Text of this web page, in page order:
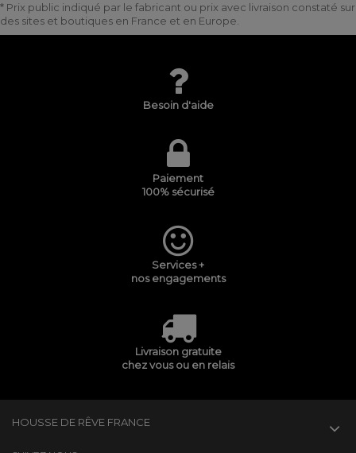
* Prix public indiqué par le fabricant ou prix avec livraison constaté sur
des sites et boutiques en France et en Europe.
Besoin d'aide
Paiement
100% sécurisé
Services +
nos engagements
Livraison gratuite
chez vous ou en relais
HOUSSE DE RÊVE FRANCE